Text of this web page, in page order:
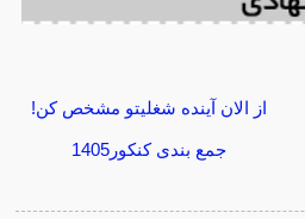
از الان آینده شغلیتو مشخص کن!
جمع بندی کنکور1405